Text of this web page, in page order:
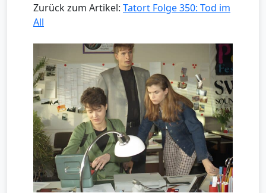
Zurück zum Artikel: Tatort Folge 350: Tod im
All